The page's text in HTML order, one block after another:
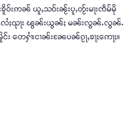
ၶိူဝ်းဢၼ် ယူႇသဝ်းၼႂ်းပူႇတႂ်းမႃးၸဵမ်မို
လႆႈၺႃး ၽွၼ်းယွၼ်ႈ မၼ်းလွၼ်ႉလွၼ်ႉ
တေႁၢႆးငၢၼ်းၼႄပၼ်ၵႂႃႇၶႃႈဢေႃႈ။